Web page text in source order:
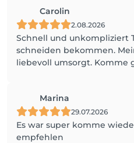
Carolin
2.08.2026
Schnell und unkompliziert
schneiden bekommen.
liebevoll umsorgt. Komme
Marina
29.07.2026
Es war super komme
empfehlen